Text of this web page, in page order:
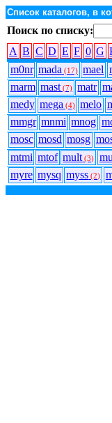
Список каталогов, в
Поиск по списку:
A B C D E F 0 G
m0nr mada (17) mael
marm mast(7) matr
medy mega (4) melo
mmgr mnmi mnog
mosc mosd mosg
mtmi mtof mult (3)
myre mysq myss (2)